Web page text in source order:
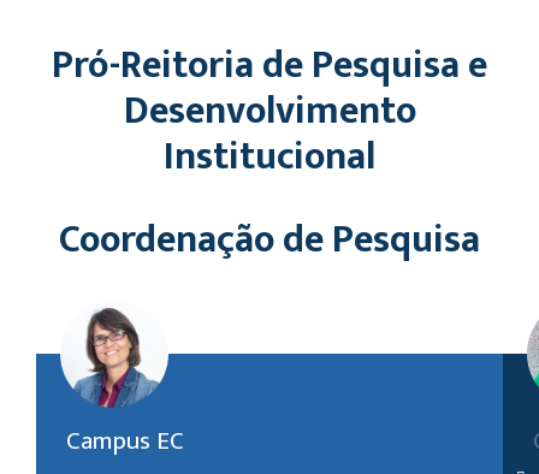
Pró-Reitoria de Pesquisa e
Desenvolvimento
Institucional
Coordenação de Pesquisa
Campus EC